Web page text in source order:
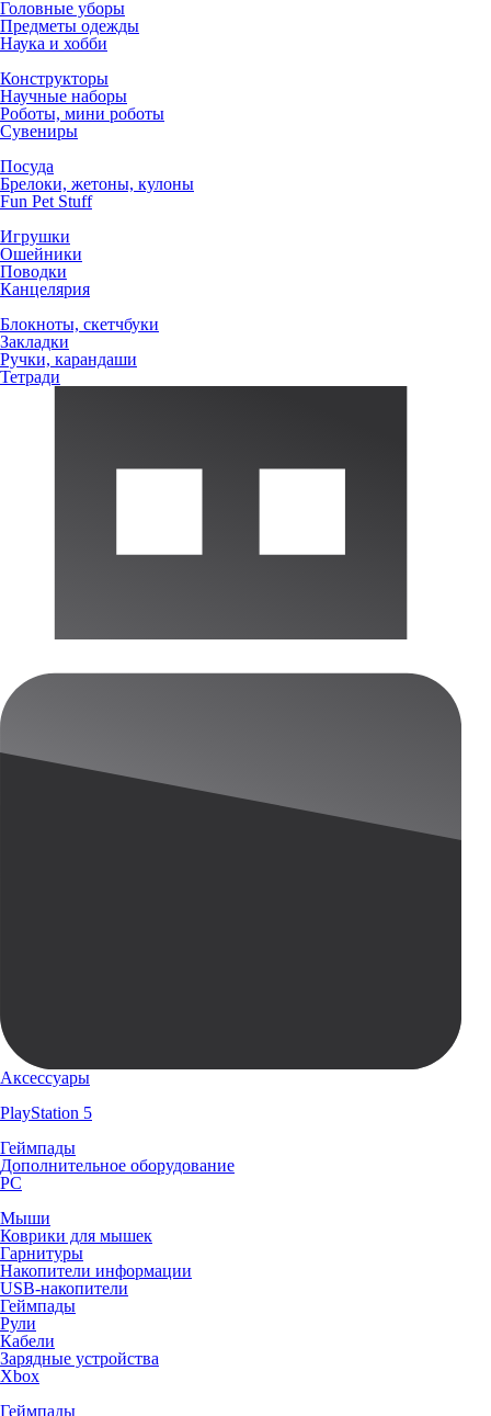
Головные уборы
Предметы одежды
Наука и хобби
Конструкторы
Научные наборы
Роботы, мини роботы
Сувениры
Посуда
Брелоки, жетоны, кулоны
Fun Pet Stuff
Игрушки
Ошейники
Поводки
Канцелярия
Блокноты, скетчбуки
Закладки
Ручки, карандаши
Тетради
Аксессуары
PlayStation 5
Геймпады
Дополнительное оборудование
PC
Мыши
Коврики для мышек
Гарнитуры
Накопители информации
USB-накопители
Геймпады
Рули
Кабели
Зарядные устройства
Xbox
Геймпады